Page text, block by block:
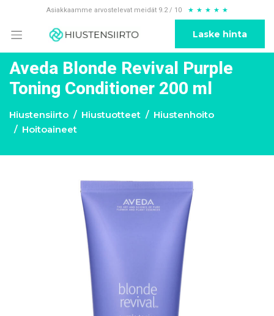
Asiakkaamme arvostelevat meidät 9.2 / 10 ★ ★ ★ ★ ★
Laske hinta
Aveda Blonde Revival Purple
Toning Conditioner 200 ml
Hiustensiirto Hiustuotteet
Hiustenhoito
Hoitoaineet